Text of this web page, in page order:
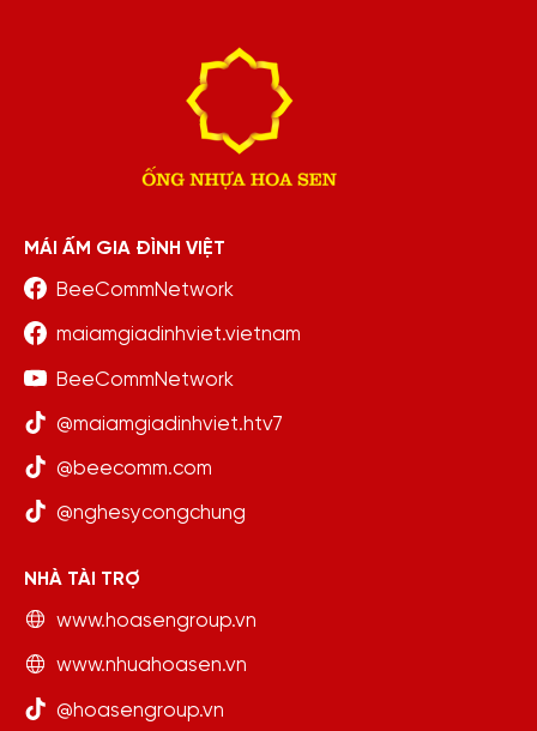
MÁI ẤM GIA ĐÌNH VIỆT
BeeCommNetwork
maiamgiadinhviet.vietnam
BeeCommNetwork
@maiamgiadinhviet.htv7
@beecomm.com
@nghesycongchung
NHÀ TÀI TRỢ
www.hoasengroup.vn
www.nhuahoasen.vn
@hoasengroup.vn